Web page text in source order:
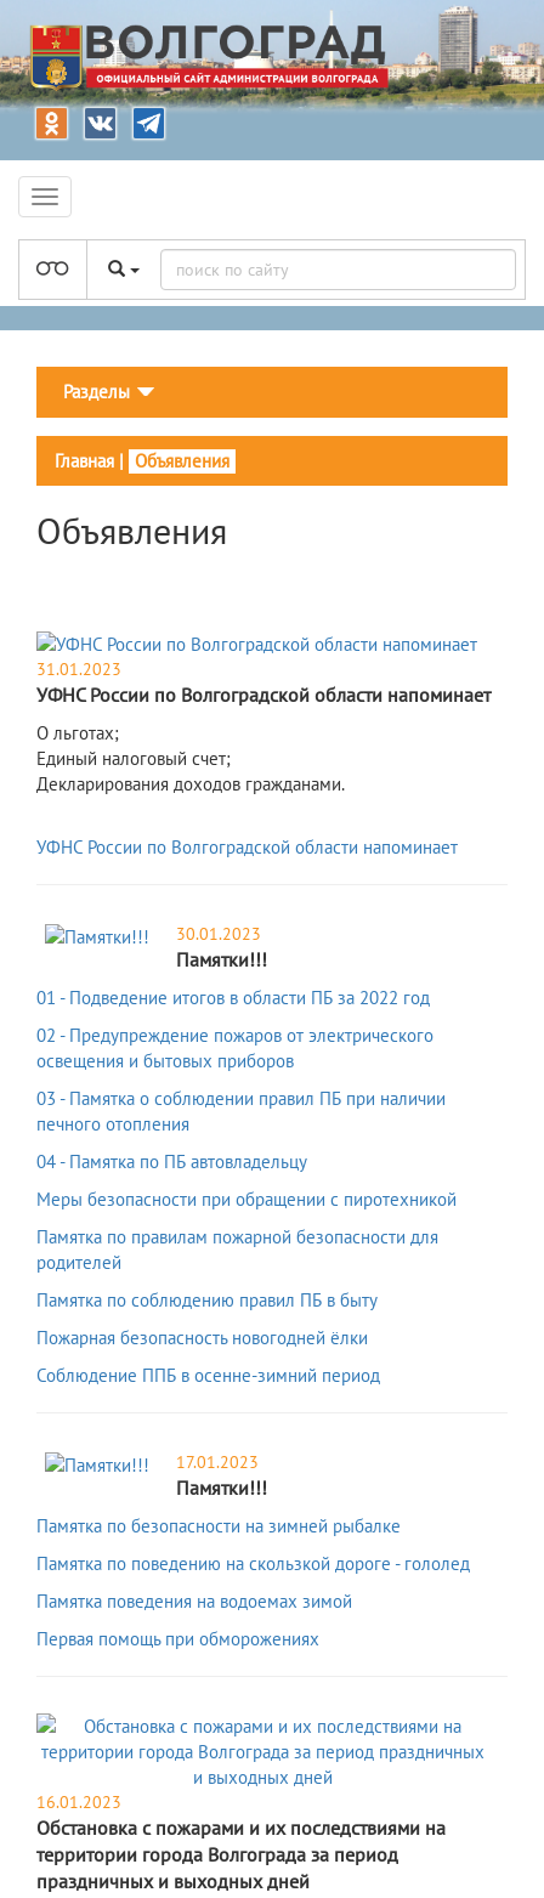
Разделы
Главная | Объявления
Объявления
31.01.2023
УФНС России по Волгоградской области напоминает
​О льготах;
Единый налоговый счет;
Декларирования доходов гражданами.
УФНС России по Волгоградской области напоминает
30.01.2023
Памятки!!!
01 - Подведение итогов в области ПБ за 2022 год
02 - Предупреждение пожаров от электрического
освещения и бытовых приборов
03 - Памятка о соблюдении правил ПБ при наличии
печного отопления
04 - Памятка по ПБ автовладельцу
Меры безопасности при обращении с пиротехникой
Памятка по правилам пожарной безопасности для
родителей
Памятка по соблюдению правил ПБ в быту
Пожарная безопасность новогодней ёлки
Соблюдение ППБ в осенне-зимний период
17.01.2023
Памятки!!!
Памятка по безопасности на зимней рыбалке
Памятка по поведению на скользкой дороге - гололед
Памятка поведения на водоемах зимой
Первая помощь при обморожениях
16.01.2023
Обстановка с пожарами и их последствиями на
территории города Волгограда за период
праздничных и выходных дней